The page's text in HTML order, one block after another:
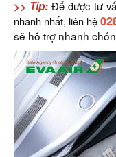
>> Tip: Để được tư
nhanh nhất, liên hệ
sẽ hỗ trợ nhanh